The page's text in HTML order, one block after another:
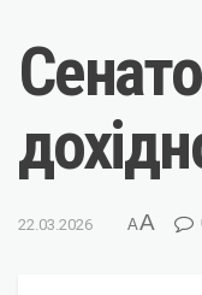
22.03.2026 AA